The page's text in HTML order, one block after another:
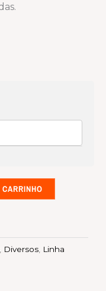
Diversos Linha